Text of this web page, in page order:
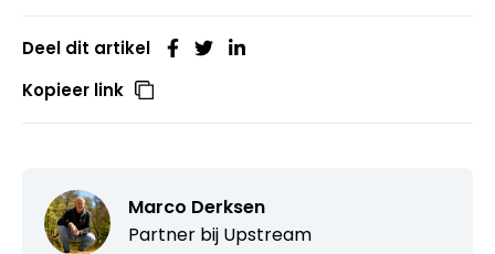
Deel dit artikel
Kopieer link
Marco Derksen
Partner bij Upstream